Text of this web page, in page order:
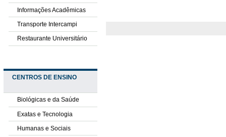
Informações Acadêmicas
Transporte Intercampi
Restaurante Universitário
CENTROS DE ENSINO
Biológicas e da Saúde
Exatas e Tecnologia
Humanas e Sociais